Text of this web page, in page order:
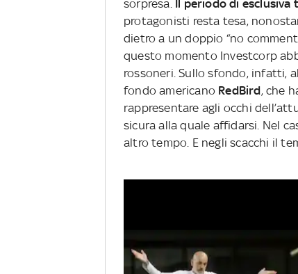
sorpresa. Il periodo di
protagonisti resta tesa,
dietro a un doppio “no
questo momento Investcorp
rossoneri. Sullo sfondo, infatti,
fondo americano RedBird, che
rappresentare agli occhi
sicura alla quale affidarsi. Nel
altro tempo. E negli scacchi il